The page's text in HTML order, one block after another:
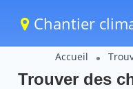
Chantier
Accueil
Trouver des